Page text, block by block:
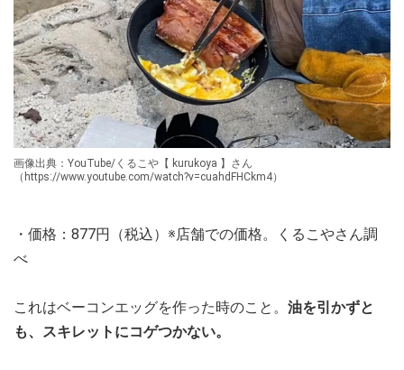
画像出典：YouTube/くるこや【 kurukoya 】さん
（https://www.youtube.com/watch?v=cuahdFHCkm4）
・価格：877円（税込）※店舗での価格。くるこやさん調
べ
これはベーコンエッグを作った時のこと。 油を引かずと
も、スキレットにコゲつかない。